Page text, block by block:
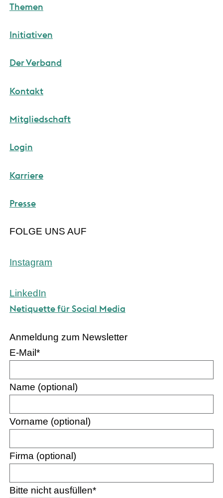
Themen
Initiativen
Der Verband
Kontakt
Mitgliedschaft
Login
Karriere
Presse
FOLGE UNS AUF
Instagram
LinkedIn
Netiquette für Social Media
Anmeldung zum Newsletter
E-Mail*
Name (optional)
Vorname (optional)
Firma (optional)
Bitte nicht ausfüllen*